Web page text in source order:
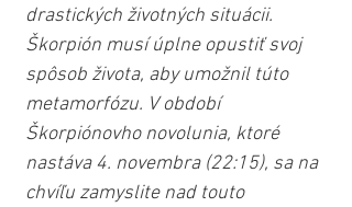
drastických životných situácii.
Škorpión musí úplne opustiť svoj
spôsob života, aby umožnil túto
metamorfózu. V období
Škorpiónovho novolunia, ktoré
nastáva 4. novembra (22:15), sa na
chvíľu zamyslite nad touto